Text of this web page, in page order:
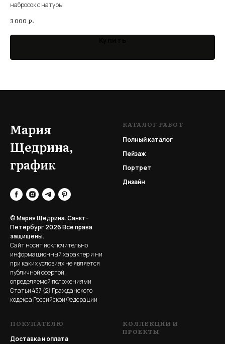
набросок с натуры
3 000 р.
Мария
Щедрина,
график
© Мария Щедрина. Санкт-
Петербург 2026Все права
защищены.
Сайт носит исключительно
информационный характер и ни
при каких условиях не является
публичной офертой,
определяемой положениями
Статьи 437 (2) Гражданского
кодекса Российской Федерации
КАТАЛОГ РАБОТ
Полный каталог
Пейзаж
Портрет
Дизайн
ПОКУПАТЕЛЮ
Доставка и оплата
КОЛЛЕКЦИИ И
ПРОЕКТЫ